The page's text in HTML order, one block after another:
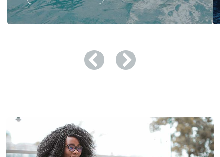
VOIR LE PROJET